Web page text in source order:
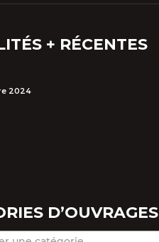
+ RÉCENTES
2024
D’OUVRAGES